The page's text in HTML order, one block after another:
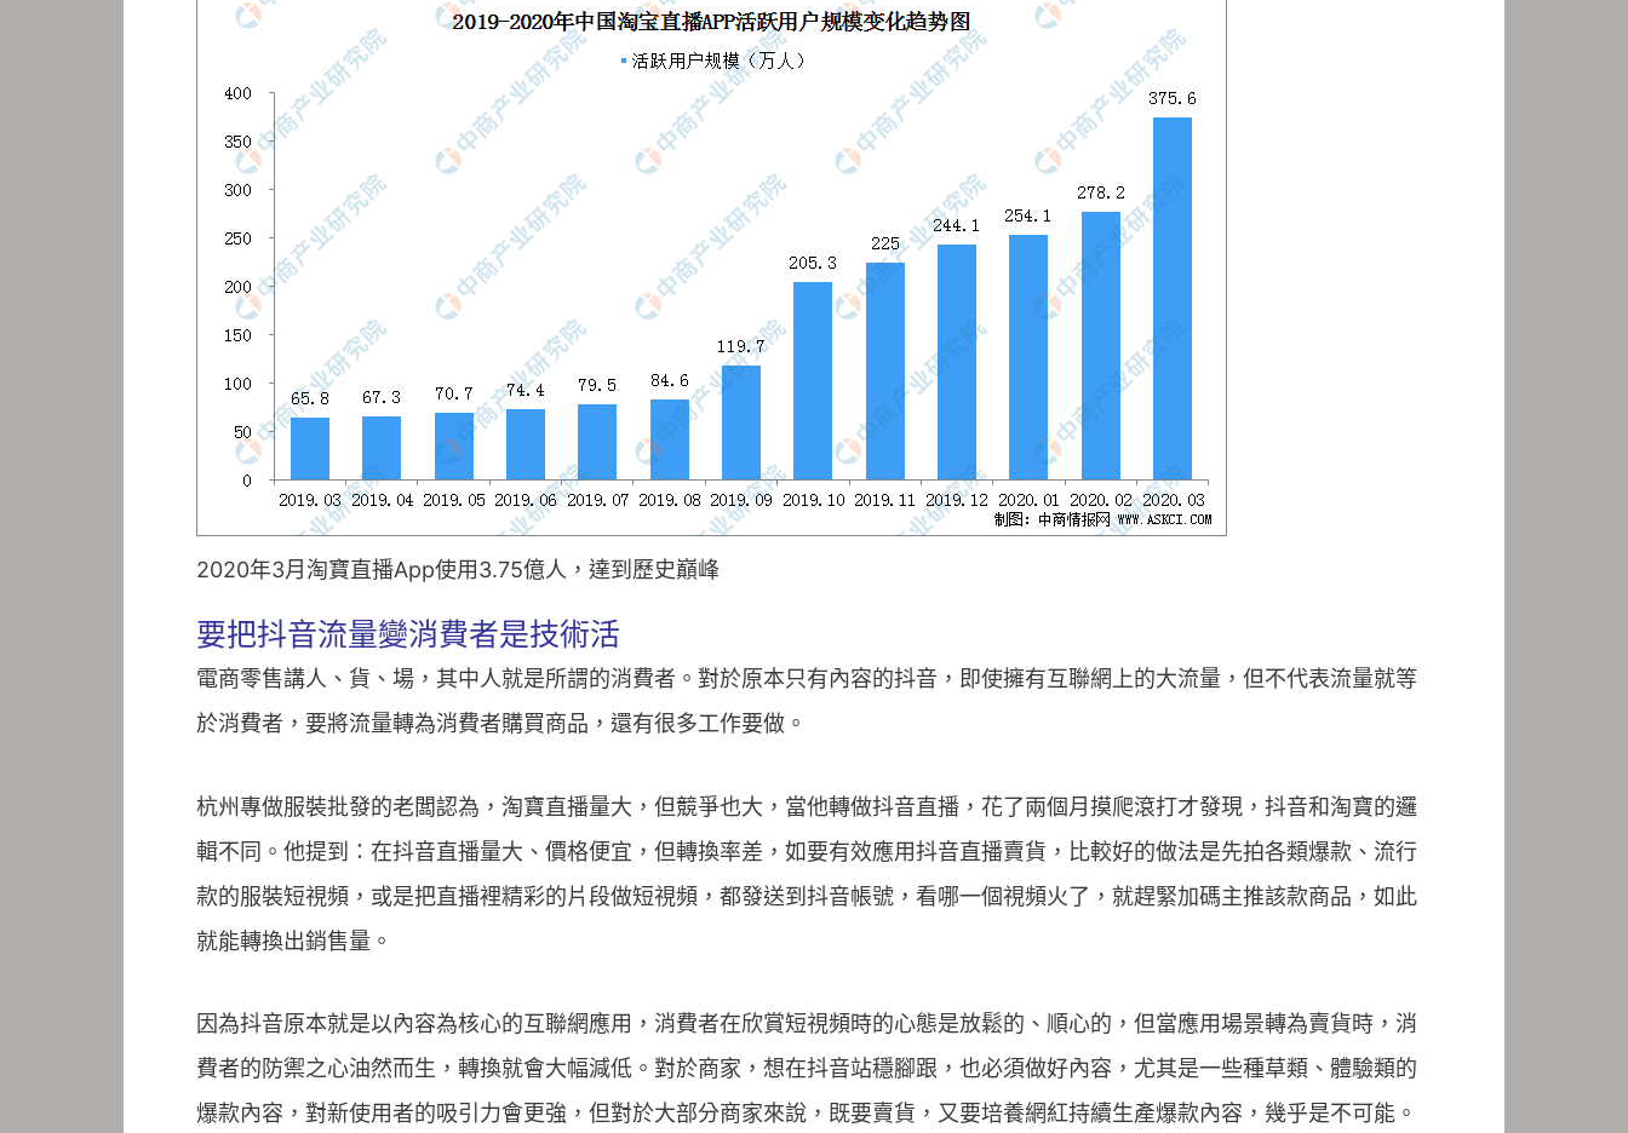
2020年3月淘寶直播App使用3.75億人，達到歷史巔峰
要把抖音流量變消費者是技術活
電商零售講人、貨、場，其中人就是所謂的消費者。對於原本只有內容的抖音，即使擁有互聯網上的大流量，但不代表流量就等
於消費者，要將流量轉為消費者購買商品，還有很多工作要做。
杭州專做服裝批發的老闆認為，淘寶直播量大，但競爭也大，當他轉做抖音直播，花了兩個月摸爬滾打才發現，抖音和淘寶的邏
輯不同。他提到：在抖音直播量大、價格便宜，但轉換率差，如要有效應用抖音直播賣貨，比較好的做法是先拍各類爆款、流行
款的服裝短視頻，或是把直播裡精彩的片段做短視頻，都發送到抖音帳號，看哪一個視頻火了，就趕緊加碼主推該款商品，如此
就能轉換出銷售量。
因為抖音原本就是以內容為核心的互聯網應用，消費者在欣賞短視頻時的心態是放鬆的、順心的，但當應用場景轉為賣貨時，消
費者的防禦之心油然而生，轉換就會大幅減低。對於商家，想在抖音站穩腳跟，也必須做好內容，尤其是一些種草類、體驗類的
爆款內容，對新使用者的吸引力會更強，但對於大部分商家來說，既要賣貨，又要培養網紅持續生產爆款內容，幾乎是不可能。